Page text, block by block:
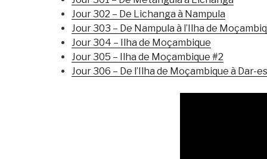
Jour 302 – De Lichanga à Nampula
Jour 303 – De Nampula à l’Ilha de
Jour 304 – Ilha de Moçambique
Jour 305 – Ilha de Moçambique #2
Jour 306 – De l’Ilha de Moçambique à Dar-